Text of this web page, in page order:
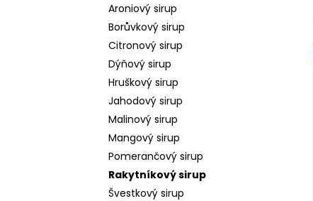
Aroniový sirup
Borůvkový sirup
Citronový sirup
Dýňový sirup
Hruškový sirup
Jahodový sirup
Malinový sirup
Mangový sirup
Pomerančový sirup
Rakytníkový sirup
Švestkový sirup